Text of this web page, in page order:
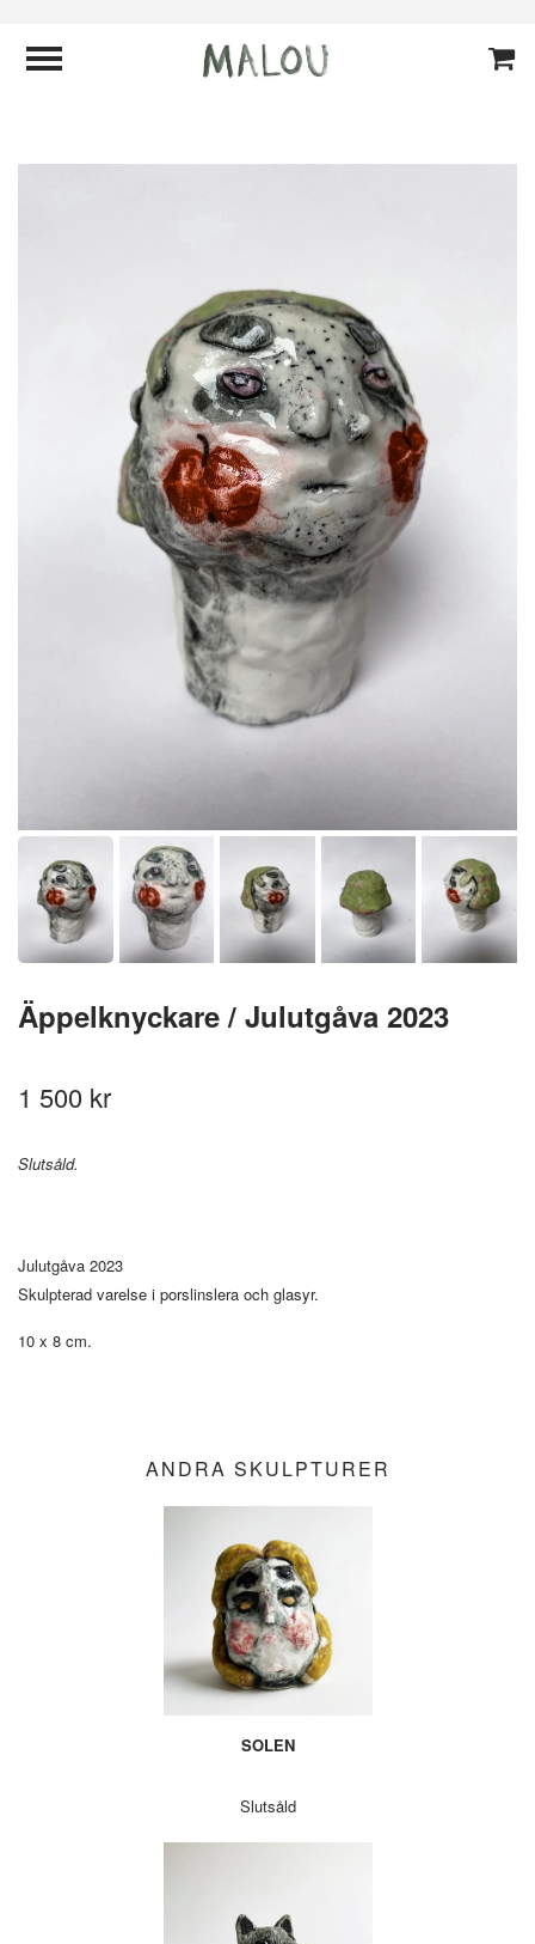
Äppelknyckare / Julutgåva 2023
1 500 kr
Slutsåld.
Julutgåva 2023
Skulpterad varelse i porslinslera och glasyr.
10 x 8 cm.
ANDRA SKULPTURER
SOLEN
Slutsåld